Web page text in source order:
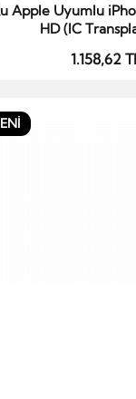
Sepete
Apple Uyumlu
HD (IC
1.158,62